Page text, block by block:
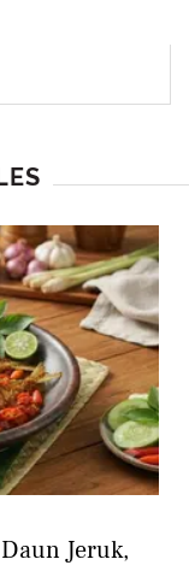
Jeruk,